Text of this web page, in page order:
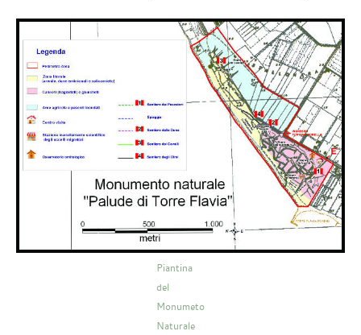
Piantina
del
Monumeto
Naturale